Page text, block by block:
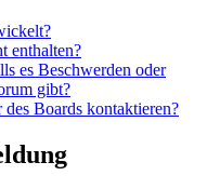
enthalten?
es Beschwerden oder
gibt?
Boards kontaktieren?